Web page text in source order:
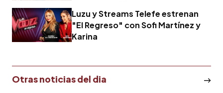
Luzu y Streams Telefe estrenan
"El Regreso" con Sofi Martínez y
Karina
Otras noticias del dia